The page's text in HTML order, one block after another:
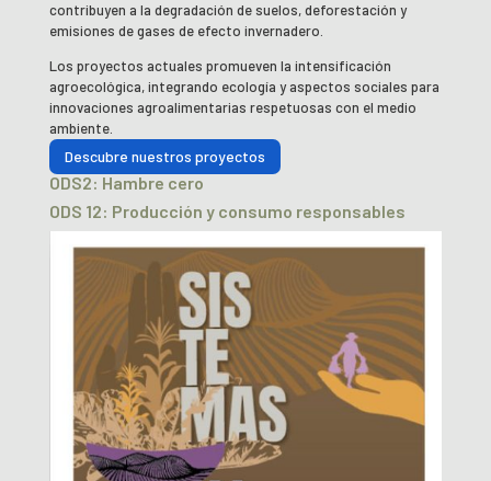
contribuyen a la degradación de suelos, deforestación y
emisiones de gases de efecto invernadero.
Los proyectos actuales promueven la intensificación
agroecológica, integrando ecología y aspectos sociales para
innovaciones agroalimentarias respetuosas con el medio
ambiente.
Descubre nuestros proyectos
ODS2: Hambre cero
ODS 12: Producción y consumo responsables